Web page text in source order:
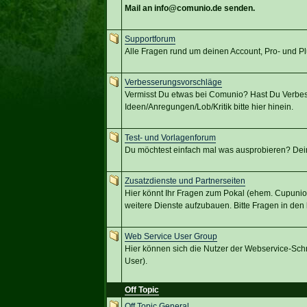
Mail an info@comunio.de senden.
Supportforum
Alle Fragen rund um deinen Account, Pro- und
Verbesserungsvorschläge
Vermisst Du etwas bei Comunio? Hast Du
Ideen/Anregungen/Lob/Kritik bitte hier hinein.
Test- und Vorlagenforum
Du möchtest einfach mal was ausprobieren?
Zusatzdienste und Partnerseiten
Hier könnt Ihr Fragen zum Pokal (ehem.
weitere Dienste aufzubauen. Bitte Fragen in
Web Service User Group
Hier können sich die Nutzer der Webservice-
User).
Off Topic